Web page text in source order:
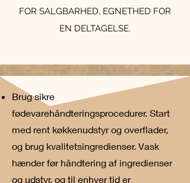
FOR SALGBARHED, EGNETHED FOR
EN DELTAGELSE.
Brug sikre
fødevarehåndteringsprocedurer. Start
med rent køkkenudstyr og overflader,
og brug kvalitetsingredienser. Vask
hænder før håndtering af ingredienser
og udstyr, og til enhver tid er